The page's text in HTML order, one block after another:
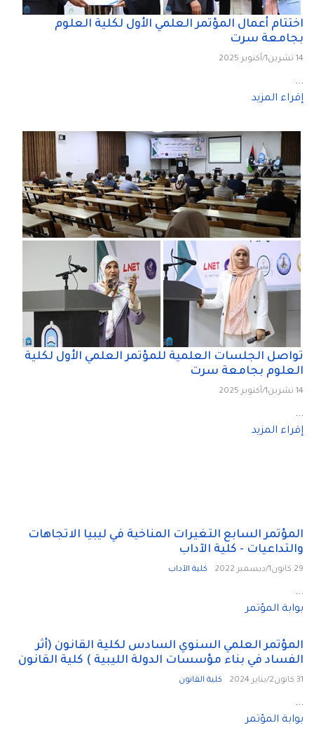
اختتام أعمال المؤتمر العلمي الأول لكلية العلوم
بجامعة سرت
14 تشرين1/أكتوير 2025
...
إقراء المزيد
تواصل الجلسات العلمية للمؤتمر العلمي الأول لكلية
العلوم بجامعة سرت
14 تشرين1/أكتوير 2025
...
إقراء المزيد
المؤتمر السابع التغيرات المناخية في ليبيا الاتجاهات
والتداعيات - كلية الآداب
29 كانون1/ديسمبر 2022 كلية الآداب
...
بوابة المؤتمر
المؤتمر العلمي السنوي السادس لكلية القانون (أثر
الفساد في بناء مؤسسات الدولة الليبية ) كلية القانون
31 كانون2/يناير 2024 كلية القانون
...
بوابة المؤتمر